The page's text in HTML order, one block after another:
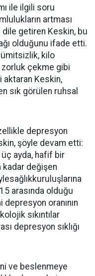
ile ilgili soru
artması
getiren Keskin, bu
olduğunu ifade etti.
kilo
çekme gibi
Keskin,
sık görülen ruhsal
depresyon
şöyle devam etti:
ayda, hafif bir
kadar değişen
arasında olduğu
oranının
sıkıntılar
depresyon sıklığı
ve beslenmeye